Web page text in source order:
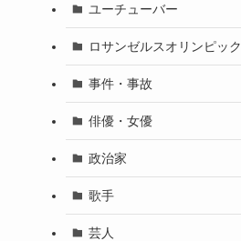
ユーチューバー
ロサンゼルスオリンピック
事件・事故
俳優・女優
政治家
歌手
芸人